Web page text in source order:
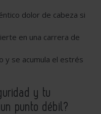
dolor de cabeza si
en una carrera de
y se acumula el estrés
y tu
punto débil?